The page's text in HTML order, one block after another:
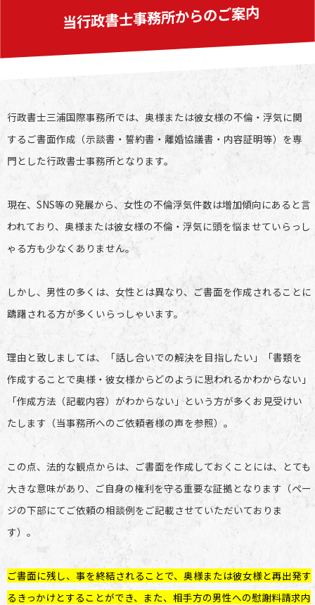
当行政書士事務所からのご案内
行政書士三浦国際事務所では、奥様または彼女様の不倫・浮気に関
するご書面作成（示談書・誓約書・離婚協議書・内容証明等）を専
門とした行政書士事務所となります。
現在、SNS等の発展から、女性の不倫浮気件数は増加傾向にあると言
われており、奥様または彼女様の不倫・浮気に頭を悩ませていらっし
ゃる方も少なくありません。
しかし、男性の多くは、女性とは異なり、ご書面を作成されることに
躊躇される方が多くいらっしゃいます。
理由と致しましては、「話し合いでの解決を目指したい」「書類を
作成することで奥様・彼女様からどのように思われるかわからない」
「作成方法（記載内容）がわからない」という方が多くお見受けい
たします（当事務所へのご依頼者様の声を参照）。
この点、法的な観点からは、ご書面を作成しておくことには、とても
大きな意味があり、ご自身の権利を守る重要な証拠となります（ペー
ジの下部にてご依頼の相談例をご記載させていただいておりま
す）。
ご書面に残し、事を終結されることで、奥様または彼女様と再出発す
るきっかけとすることができ、また、相手方の男性への慰謝料請求内